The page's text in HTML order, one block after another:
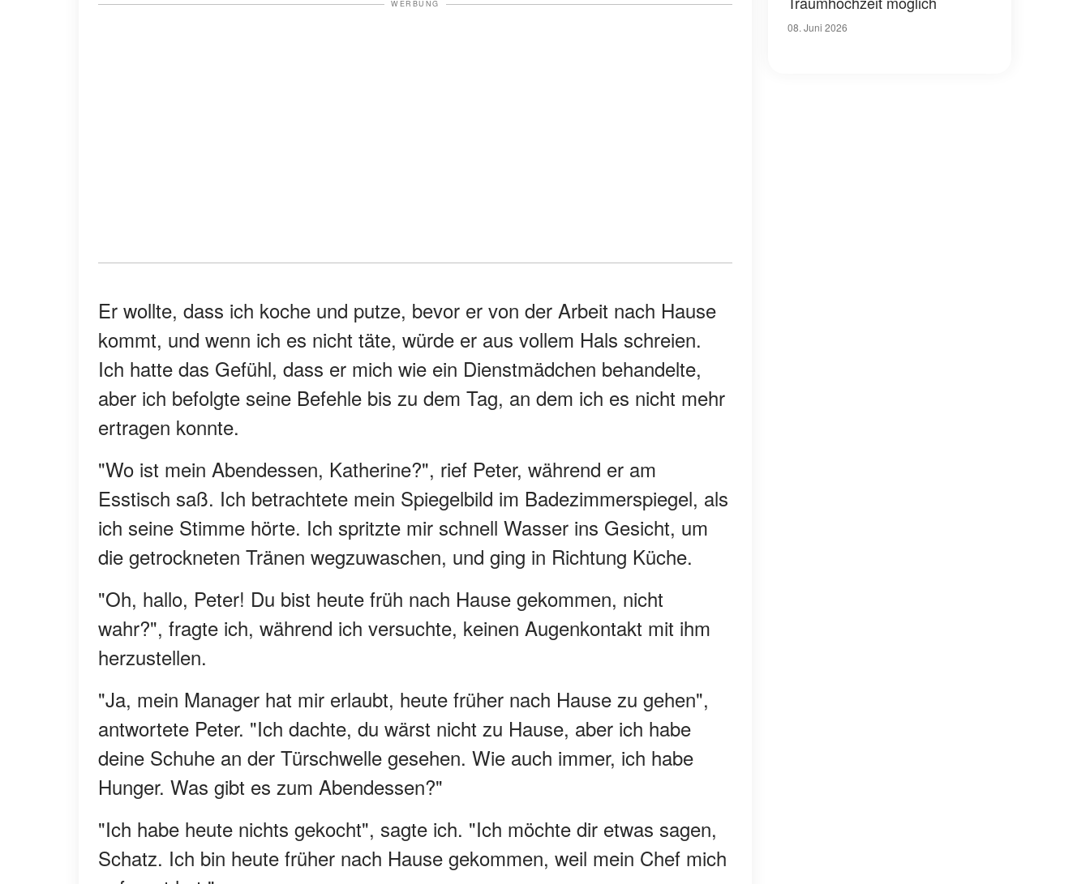
WERBUNG
Er wollte, dass ich koche und putze, bevor er von der Arbeit nach Hause
kommt, und wenn ich es nicht täte, würde er aus vollem Hals schreien.
Ich hatte das Gefühl, dass er mich wie ein Dienstmädchen behandelte,
aber ich befolgte seine Befehle bis zu dem Tag, an dem ich es nicht mehr
ertragen konnte.
"Wo ist mein Abendessen, Katherine?", rief Peter, während er am
Esstisch saß. Ich betrachtete mein Spiegelbild im Badezimmerspiegel, als
ich seine Stimme hörte. Ich spritzte mir schnell Wasser ins Gesicht, um
die getrockneten Tränen wegzuwaschen, und ging in Richtung Küche.
"Oh, hallo, Peter! Du bist heute früh nach Hause gekommen, nicht
wahr?", fragte ich, während ich versuchte, keinen Augenkontakt mit ihm
herzustellen.
"Ja, mein Manager hat mir erlaubt, heute früher nach Hause zu gehen",
antwortete Peter. "Ich dachte, du wärst nicht zu Hause, aber ich habe
deine Schuhe an der Türschwelle gesehen. Wie auch immer, ich habe
Hunger. Was gibt es zum Abendessen?"
"Ich habe heute nichts gekocht", sagte ich. "Ich möchte dir etwas sagen,
Schatz. Ich bin heute früher nach Hause gekommen, weil mein Chef mich
08. Juni 2026